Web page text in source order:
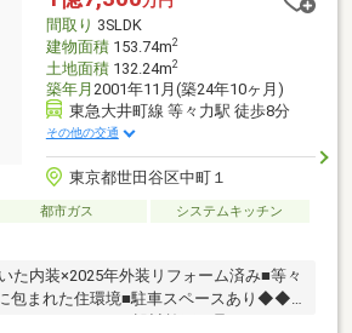
間取り 3SLDK
建物面積153.74m2
土地面積132.24m2
築年月 2001年11月(築24年10ヶ月)
東急大井町線 等々力駅 徒歩8分
その他の交通
東京都世田谷区中町１
都市ガス
システムキッチン
た内装×2025年外装リフォーム済み■等々
包まれた住環境■駐車スペースあり◆◆